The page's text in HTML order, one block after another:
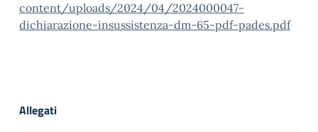
content/uploads/2024/04/2024000047-
dichiarazione-insussistenza-dm-65-pdf-pades.pdf
Allegati